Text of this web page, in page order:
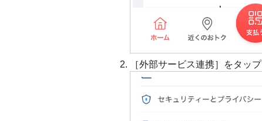
［外部サービス連携］をタップ